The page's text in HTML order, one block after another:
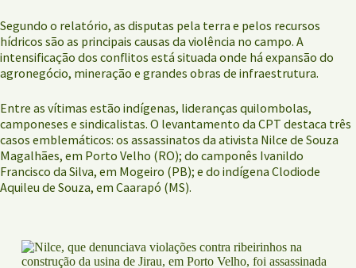
Segundo o relatório, as disputas pela terra e pelos recursos
hídricos são as principais causas da violência no campo. A
intensificação dos conflitos está situada onde há expansão do
agronegócio, mineração e grandes obras de infraestrutura.
Entre as vítimas estão indígenas, lideranças quilombolas,
camponeses e sindicalistas. O levantamento da CPT destaca três
casos emblemáticos: os assassinatos da ativista Nilce de Souza
Magalhães, em Porto Velho (RO); do camponês Ivanildo
Francisco da Silva, em Mogeiro (PB); e do indígena Clodiode
Aquileu de Souza, em Caarapó (MS).